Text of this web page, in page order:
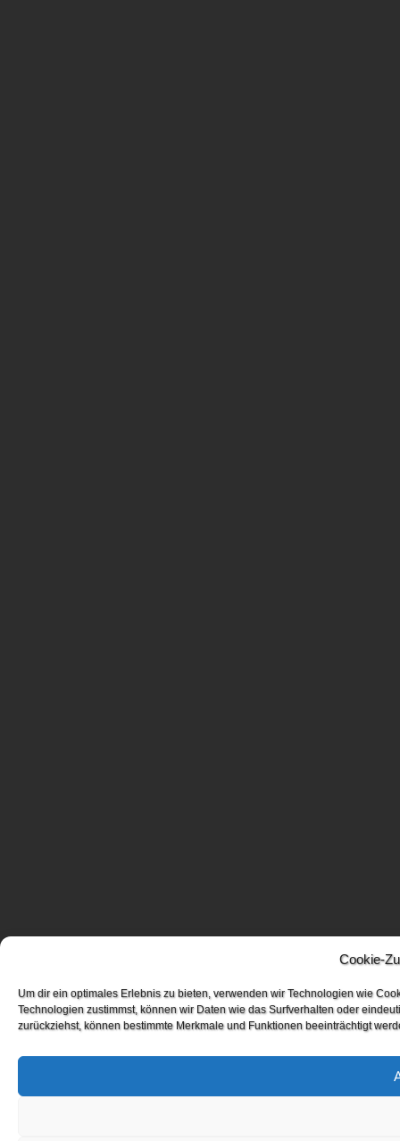
Cookie-
Um dir ein optimales Erlebnis zu bieten, verwenden wir Technologien wie
Technologien zustimmst, können wir Daten wie das Surfverhalten oder
zurückziehst, können bestimmte Merkmale und Funktionen beeinträchtigt